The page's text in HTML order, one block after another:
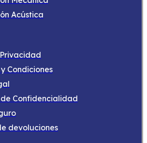
Acústica
Condiciones
Confidencialidad
devoluciones